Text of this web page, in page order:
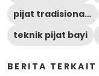
pijat tradisional bayi
teknik pijat bayi
BERITA TERKAIT